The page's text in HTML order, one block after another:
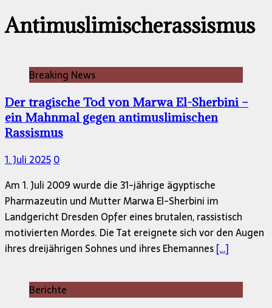
Antimuslimischerassismus
Breaking News
Der tragische Tod von Marwa El-Sherbini –
ein Mahnmal gegen antimuslimischen
Rassismus
1. Juli 20250
Am 1. Juli 2009 wurde die 31-jährige ägyptische
Pharmazeutin und Mutter Marwa El-Sherbini im
Landgericht Dresden Opfer eines brutalen, rassistisch
motivierten Mordes. Die Tat ereignete sich vor den Augen
ihres dreijährigen Sohnes und ihres Ehemannes[…]
Berichte